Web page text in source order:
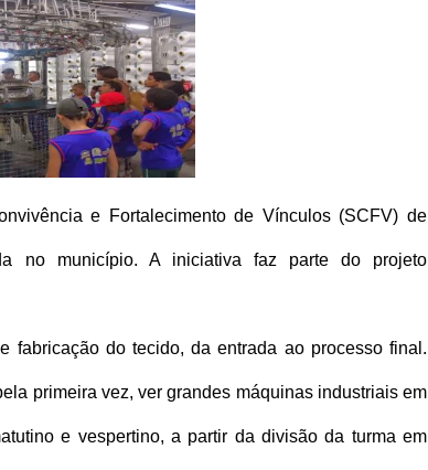
e Fortalecimento de Vínculos (SCFV) de
no município. A iniciativa faz parte do projeto
fabricação do tecido, da entrada ao processo final.
primeira vez, ver grandes máquinas industriais em
e vespertino, a partir da divisão da turma em